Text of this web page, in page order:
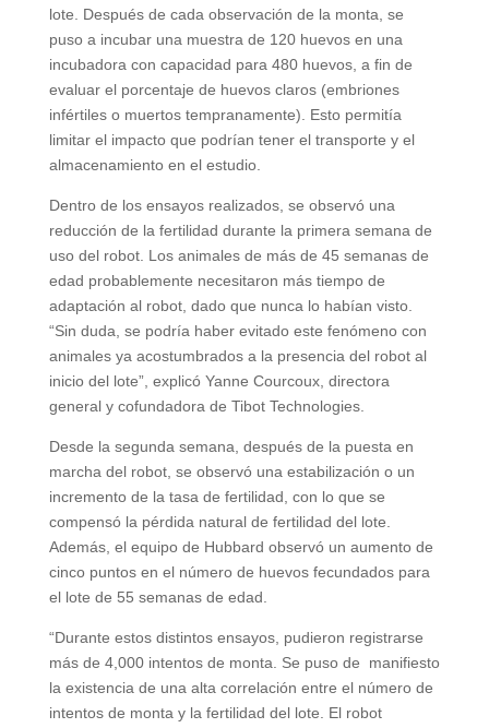
lote. Después de cada observación de la monta, se
puso a incubar una muestra de 120 huevos en una
incubadora con capacidad para 480 huevos, a fin de
evaluar el porcentaje de huevos claros (embriones
infértiles o muertos tempranamente). Esto permitía
limitar el impacto que podrían tener el transporte y el
almacenamiento en el estudio.
Dentro de los ensayos realizados, se observó una
reducción de la fertilidad durante la primera semana de
uso del robot. Los animales de más de 45 semanas de
edad probablemente necesitaron más tiempo de
adaptación al robot, dado que nunca lo habían visto.
“Sin duda, se podría haber evitado este fenómeno con
animales ya acostumbrados a la presencia del robot al
inicio del lote”, explicó Yanne Courcoux, directora
general y cofundadora de Tibot Technologies.
Desde la segunda semana, después de la puesta en
marcha del robot, se observó una estabilización o un
incremento de la tasa de fertilidad, con lo que se
compensó la pérdida natural de fertilidad del lote.
Además, el equipo de Hubbard observó un aumento de
cinco puntos en el número de huevos fecundados para
el lote de 55 semanas de edad.
“Durante estos distintos ensayos, pudieron registrarse
más de 4,000 intentos de monta. Se puso de manifiesto
la existencia de una alta correlación entre el número de
intentos de monta y la fertilidad del lote. El robot